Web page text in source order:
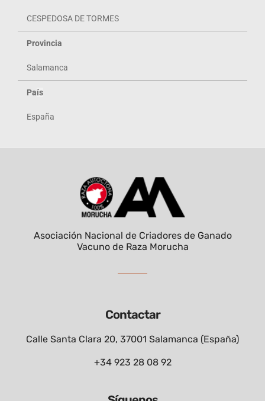
CESPEDOSA DE TORMES
Provincia
Salamanca
País
España
Contactar
Calle Santa Clara 20, 37001 Salamanca (España)
+34 923 28 08 92
Asociación Nacional de Criadores de Ganado
Vacuno de Raza Morucha